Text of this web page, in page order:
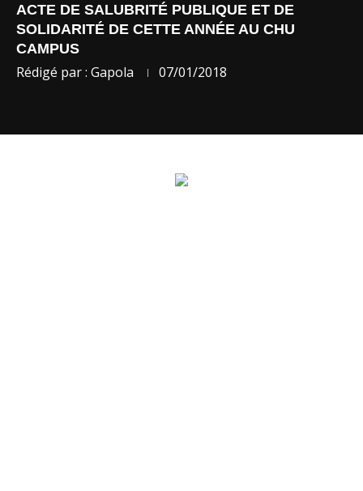
ACTE DE SALUBRITÉ PUBLIQUE ET DE
SOLIDARITÉ DE CETTE ANNÉE AU CHU
CAMPUS
Rédigé par : Gapola 07/01/2018